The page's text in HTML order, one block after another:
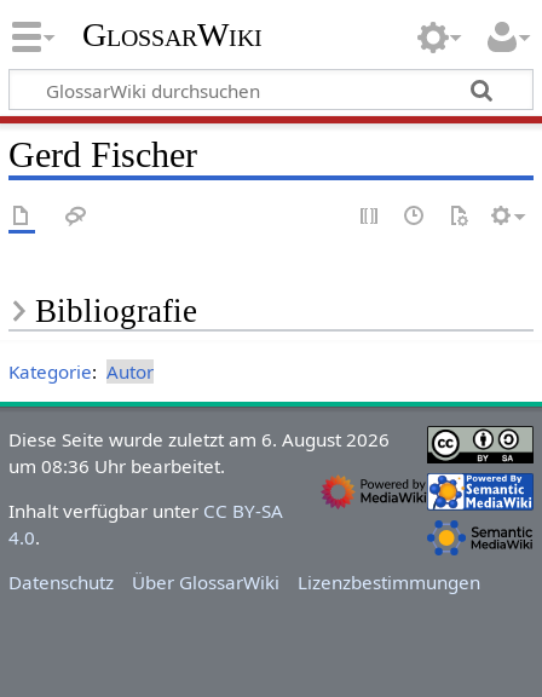
GlossarWiki
Gerd Fischer
Bibliografie
Kategorie: Autor
Diese Seite wurde zuletzt am 6. August 2026
um 08:36 Uhr bearbeitet.
Inhalt verfügbar unter CC BY-SA
4.0.
Datenschutz
Über GlossarWiki Lizenzbestimmungen